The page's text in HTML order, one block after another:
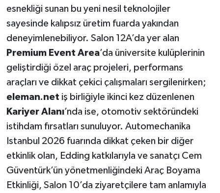
esnekliği sunan bu yeni nesil teknolojiler
sayesinde kalıpsız üretim fuarda yakından
deneyimlenebiliyor. Salon 12A’da yer alan
Premium Event Area’da üniversite kulüplerinin
geliştirdiği özel araç projeleri, performans
araçları ve dikkat çekici çalışmaları sergilenirken;
eleman.net iş birliğiyle ikinci kez düzenlenen
Kariyer Alanı’nda ise, otomotiv sektöründeki
istihdam fırsatları sunuluyor. Automechanika
Istanbul 2026 fuarında dikkat çeken bir diğer
etkinlik olan, Edding katkılarıyla ve sanatçı Cem
Güventürk’ün yönetmenliğindeki Araç Boyama
Etkinliği, Salon 10’da ziyaretçilere tam anlamıyla